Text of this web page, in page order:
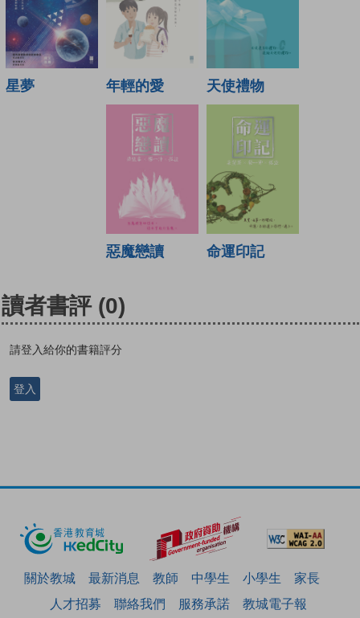
星夢 年輕的愛 天使禮物
惡魔戀讀 命運印記
讀者書評 (0)
請登入給你的書籍評分
登入
關於教城 最新消息 教師 中學生 小學生
家長
人才招募
聯絡我們 服務承諾 教城電子報